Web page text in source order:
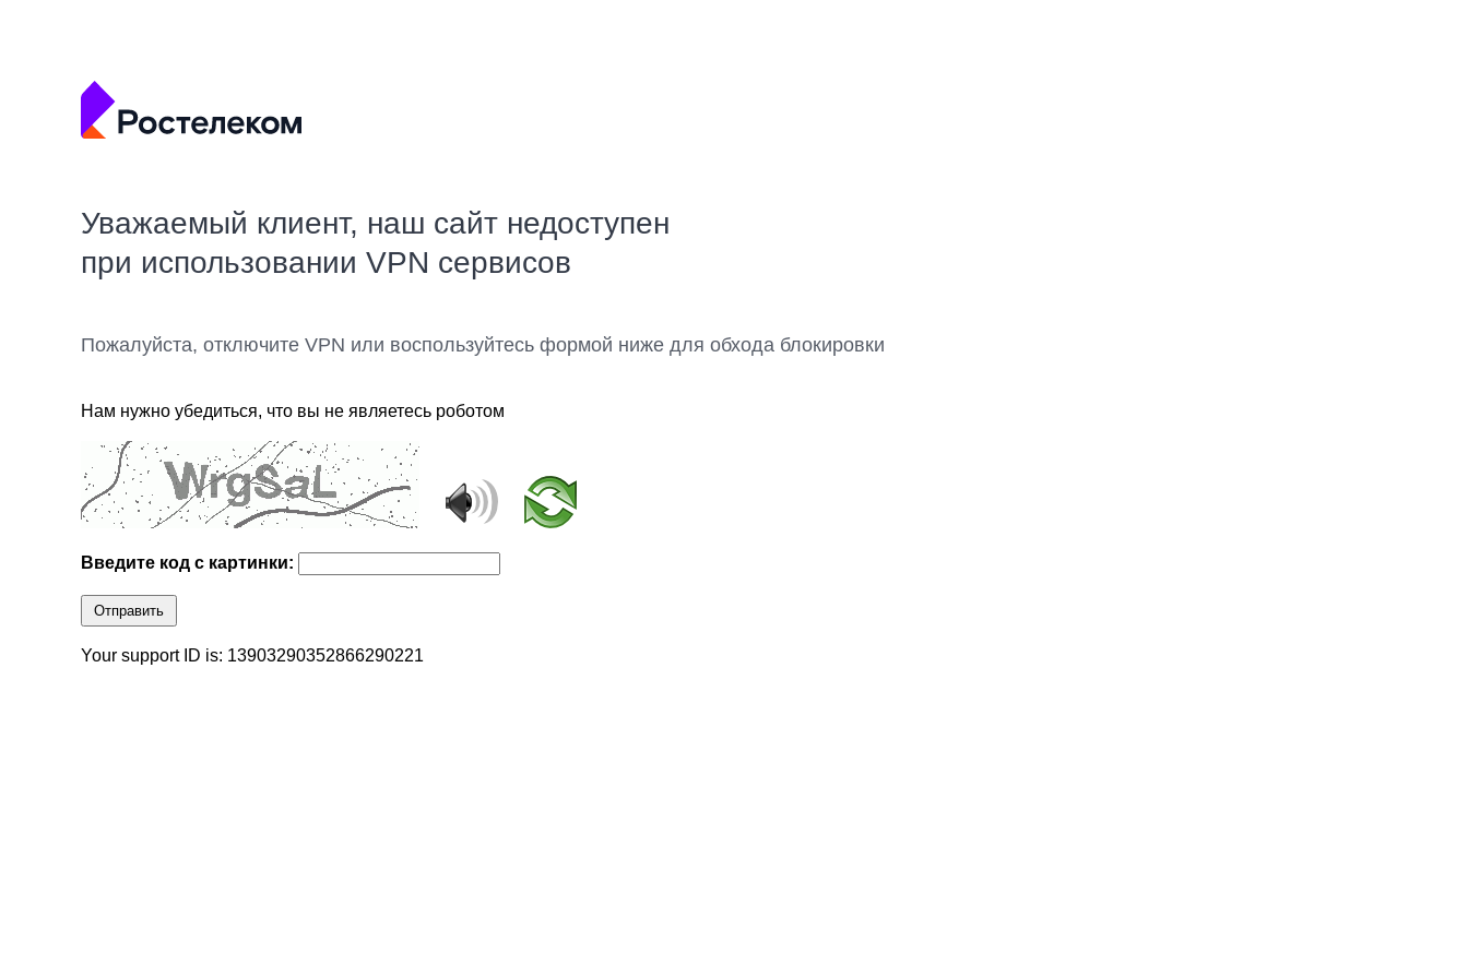
Уважаемый клиент, наш сайт недоступен
при использовании VPN сервисов
Пожалуйста, отключите VPN или воспользуйтесь формой ниже для обхода блокировки
Нам нужно убедиться, что вы не являетесь роботом
Введите код с картинки:
Отправить
Your support ID is: 13903290352866290221